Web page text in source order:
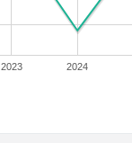
2023 2024